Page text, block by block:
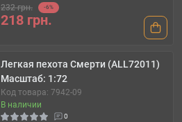
232 грн. -6%
218 грн.
Легкая пехота Смерти (ALL72011)
Масштаб: 1:72
Код товара: 7942-09
В наличии
0